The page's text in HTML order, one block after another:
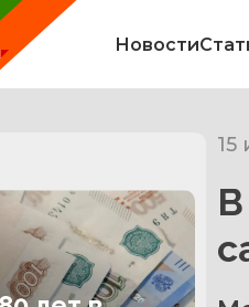
Новости
15